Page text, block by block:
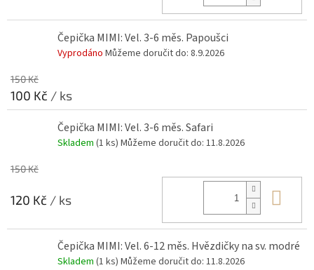
Čepička MIMI: Vel. 3-6 měs. Papoušci
Vyprodáno Můžeme doručit do: 8.9.2026
150 Kč
100 Kč / ks
Čepička MIMI: Vel. 3-6 měs. Safari
Skladem (1 ks) Můžeme doručit do: 11.8.2026
150 Kč
120 Kč / ks
Čepička MIMI: Vel. 6-12 měs. Hvězdičky na sv. modré
Skladem (1 ks) Můžeme doručit do: 11.8.2026